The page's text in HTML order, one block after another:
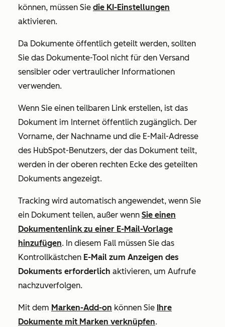
können, müssen Sie die KI-Einstellungen
aktivieren.
Da Dokumente öffentlich geteilt werden, sollten
Sie das Dokumente-Tool nicht für den Versand
sensibler oder vertraulicher Informationen
verwenden.
Wenn Sie einen teilbaren Link erstellen, ist das
Dokument im Internet öffentlich zugänglich. Der
Vorname, der Nachname und die E-Mail-Adresse
des HubSpot-Benutzers, der das Dokument teilt,
werden in der oberen rechten Ecke des geteilten
Dokuments angezeigt.
Tracking wird automatisch angewendet, wenn Sie
ein Dokument teilen, außer wenn Sie einen
Dokumentenlink zu einer E-Mail-Vorlage
hinzufügen. In diesem Fall müssen Sie das
Kontrollkästchen E-Mail zum Anzeigen des
Dokuments erforderlich aktivieren, um Aufrufe
nachzuverfolgen.
Mit dem Marken-Add-on können Sie Ihre
Dokumente mit Marken verknüpfen.